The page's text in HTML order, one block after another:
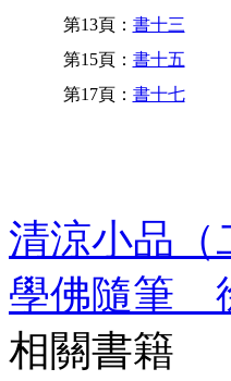
第13頁： 書十三
第15頁： 書十五
第17頁： 書十七
清涼小品
學佛隨筆
相關書籍